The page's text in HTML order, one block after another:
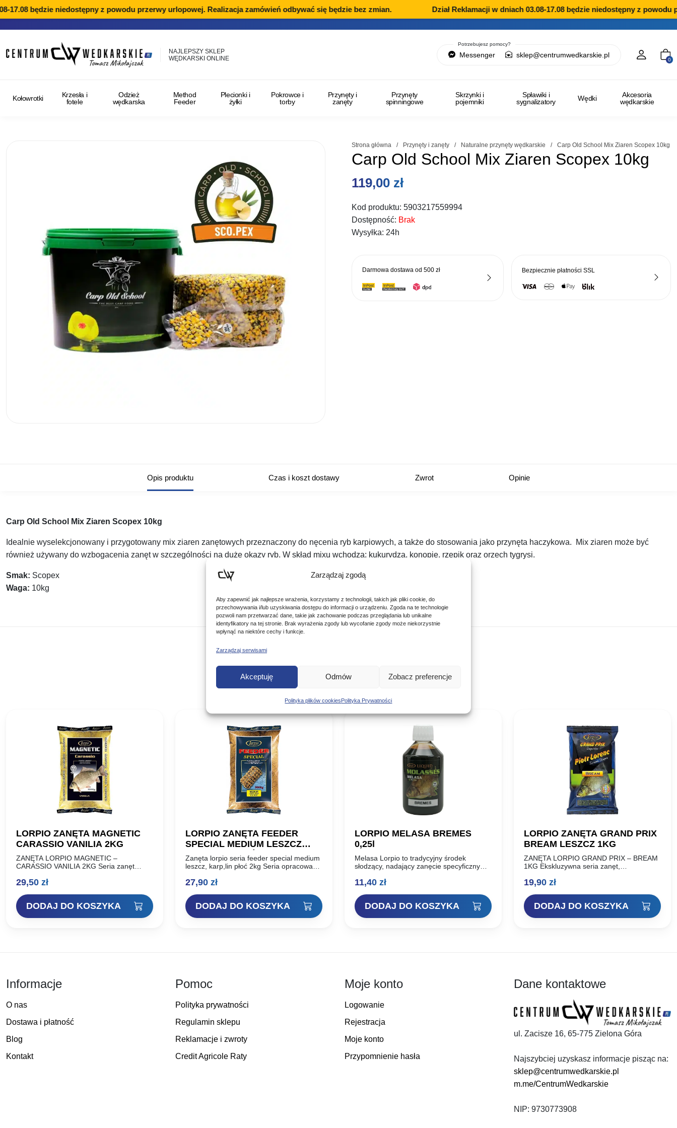
Zarządzaj zgodą
Aby zapewnić jak najlepsze wrażenia, korzystamy z technologii, takich jak pliki cookie, do
przechowywania i/lub uzyskiwania dostępu do informacji o urządzeniu. Zgoda na te technologie
pozwoli nam przetwarzać dane, takie jak zachowanie podczas przeglądania lub unikalne
identyfikatory na tej stronie. Brak wyrażenia zgody lub wycofanie zgody może niekorzystnie
wpłynąć na niektóre cechy i funkcje.
Zarządzaj serwisami
Akceptuję Odmów Zobacz preferencje
Polityka plików cookiesPolityka Prywatności
17.08 będzie niedostępny z powodu przerwy urlopowej. Realizacja zamówień odbywać się będzie bez zmian. Dział Reklamacji w dniach 03.08-17.08 będzie niedostępny z powodu
NAJLEPSZY SKLEP
WĘDKARSKI ONLINE
Potrzebujesz pomocy?
Messenger sklep@centrumwedkarskie.pl
0
Kołowrotki
Krzesła i
fotele
Odzież
wędkarska
Method
Feeder
Plecionki i
żyłki
Pokrowce i
torby
Przynęty i
zanęty
Przynęty
spinningowe
Skrzynki i
pojemniki
Spławiki i
sygnalizatory
Wędki
Akcesoria
wędkarskie
Strona główna / Przynęty i zanęty / Naturalne przynęty wędkarskie / Carp Old School Mix Ziaren Scopex 10kg
Carp Old School Mix Ziaren Scopex 10kg
119,00 zł
Kod produktu:5903217559994
Dostępność: Brak
Wysyłka:24h
Darmowa dostawa od500 zł Bezpiecznie płatnościSSL
Opis produktu Czas i koszt dostawy Zwrot Opinie
Carp Old School Mix Ziaren Scopex 10kg
Idealnie wyselekcjonowany i przygotowany mix ziaren zanętowych przeznaczony do nęcenia ryb karpiowych, a także do stosowania jako przynęta haczykowa. Mix ziaren może być
również używany do wzbogacenia zanęt w szczególności na duże okazy ryb. W skład mixu wchodzą: kukurydza, konopie, rzepik oraz orzech tygrysi.
Smak: Scopex
Waga: 10kg
Podobne produkty
Poznaj podobne produkty, które mogą Ci się spodobać
LORPIO ZANĘTA MAGNETIC
CARASSIO VANILIA 2KG
ZANĘTA LORPIO MAGNETIC –
CARASSIO VANILIA 2KG Seria zanęt
wędkarze. Od momentu wprowadzenia do
że…
29,50 zł
DODAJ DO KOSZYKA
LORPIO ZANĘTA FEEDER
SPECIAL MEDIUM LESZCZ
KARP LIN PŁOĆ 2KG
Zanęta lorpio seria feeder special medium
leszcz, karp,lin płoć 2kg Seria opracowana
lub sprężyną zanętową, tzw. feeder.
27,90 zł
DODAJ DO KOSZYKA
LORPIO MELASA BREMES
0,25l
Melasa Lorpio to tradycyjny środek
słodzący, nadający zanęcie specyficzny
połowie leszcza. Teraz melasa w
Nigdy więcej problemów…
11,40 zł
DODAJ DO KOSZYKA
LORPIO ZANĘTA GRAND PRIX
BREAM LESZCZ 1KG
ZANĘTA LORPIO GRAND PRIX – BREAM
1KG Ekskluzywna seria zanęt,
wyselekcjonowanych składników, według
indywidualnego Wicemistrza Świata…
19,90 zł
DODAJ DO KOSZYKA
Informacje
O nas
Dostawa i płatność
Blog
Kontakt
Pomoc
Polityka prywatności
Regulamin sklepu
Reklamacje i zwroty
Credit Agricole Raty
Moje konto
Logowanie
Rejestracja
Moje konto
Przypomnienie hasła
Dane kontaktowe
ul. Zacisze 16, 65-775 Zielona Góra
Najszybciej uzyskasz informacje pisząc na:
sklep@centrumwedkarskie.pl
m.me/CentrumWedkarskie
NIP: 9730773908